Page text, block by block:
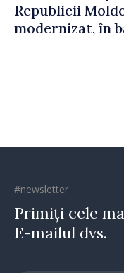
Republicii
modernizat, în
#newsletter
Primiți cele
E-mailul dvs.